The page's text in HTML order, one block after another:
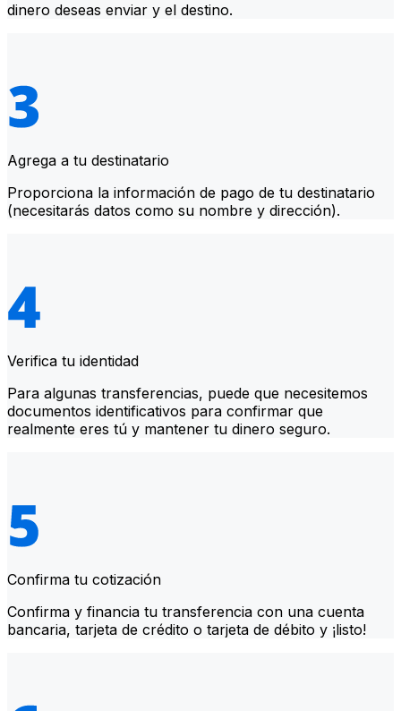
dinero deseas enviar y el destino.
Agrega a tu destinatario
Proporciona la información de pago de tu destinatario
(necesitarás datos como su nombre y dirección).
Verifica tu identidad
Para algunas transferencias, puede que necesitemos
documentos identificativos para confirmar que
realmente eres tú y mantener tu dinero seguro.
Confirma tu cotización
Confirma y financia tu transferencia con una cuenta
bancaria, tarjeta de crédito o tarjeta de débito y ¡listo!